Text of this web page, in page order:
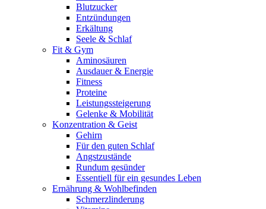
Blutzucker
Entzündungen
Erkältung
Seele & Schlaf
Fit & Gym
Aminosäuren
Ausdauer & Energie
Fitness
Proteine
Leistungssteigerung
Gelenke & Mobilität
Konzentration & Geist
Gehirn
Für den guten Schlaf
Angstzustände
Rundum gesünder
Essentiell für ein gesundes Leben
Ernährung & Wohlbefinden
Schmerzlinderung